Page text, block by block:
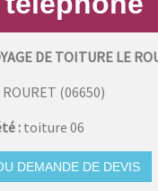
DE TOITURE LE
ROURET (06650)
:toiture 06
DEMANDE DE DEVIS